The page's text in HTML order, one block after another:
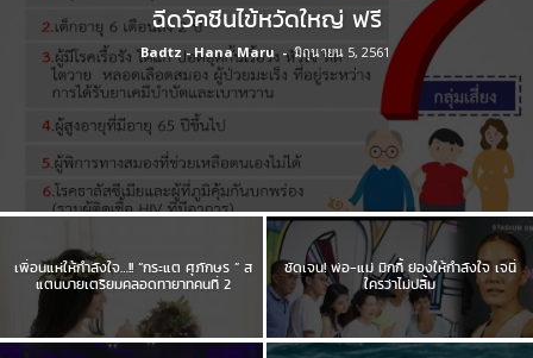
ฉีดวัคซีนไข้หวัดใหญ่ ฟรี
Badtz - Hana Maru - มิถุนายน 5, 2561
เพื่อนแห่ให้กำลังใจ…!! “กระแต ศุภักษร ” ส
แตนบายเตรียมคลอดทายาทคนที่ 2
ชัดเจน! พ่อ-แม่ มิกกี้ ย่องให้กำลังใจ เจนี่
ใครว่าไม่ปลื้ม